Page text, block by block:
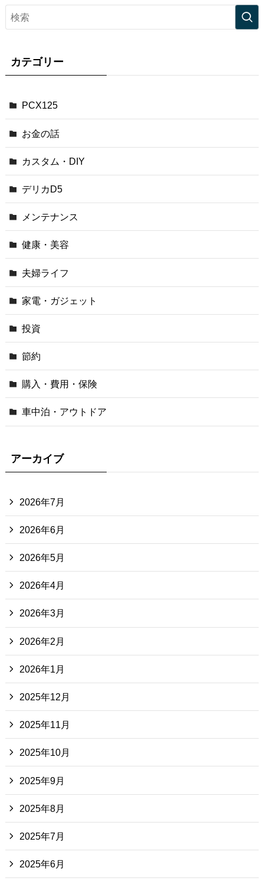
カテゴリー
PCX125
お金の話
カスタム・DIY
デリカD5
メンテナンス
健康・美容
夫婦ライフ
家電・ガジェット
投資
節約
購入・費用・保険
車中泊・アウトドア
アーカイブ
2026年7月
2026年6月
2026年5月
2026年4月
2026年3月
2026年2月
2026年1月
2025年12月
2025年11月
2025年10月
2025年9月
2025年8月
2025年7月
2025年6月